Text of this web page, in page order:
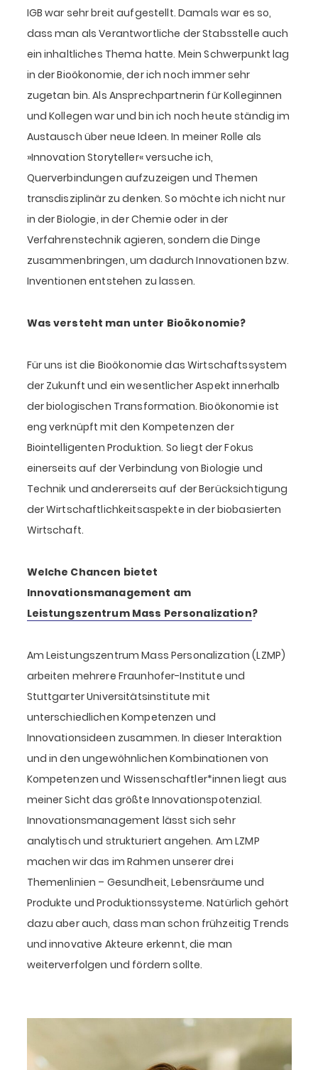
IGB war sehr breit aufgestellt. Damals war es so,
dass man als Verantwortliche der Stabsstelle auch
ein inhaltliches Thema hatte. Mein Schwerpunkt lag
in der Bioökonomie, der ich noch immer sehr
zugetan bin. Als Ansprechpartnerin für Kolleginnen
und Kollegen war und bin ich noch heute ständig im
Austausch über neue Ideen. In meiner Rolle als
»Innovation Storyteller« versuche ich,
Querverbindungen aufzuzeigen und Themen
transdisziplinär zu denken. So möchte ich nicht nur
in der Biologie, in der Chemie oder in der
Verfahrenstechnik agieren, sondern die Dinge
zusammenbringen, um dadurch Innovationen bzw.
Inventionen entstehen zu lassen.
Was versteht man unter Bioökonomie?
Für uns ist die Bioökonomie das Wirtschaftssystem
der Zukunft und ein wesentlicher Aspekt innerhalb
der biologischen Transformation. Bioökonomie ist
eng verknüpft mit den Kompetenzen der
Biointelligenten Produktion. So liegt der Fokus
einerseits auf der Verbindung von Biologie und
Technik und andererseits auf der Berücksichtigung
der Wirtschaftlichkeitsaspekte in der biobasierten
Wirtschaft.
Welche Chancen bietet
Innovationsmanagement am
Leistungszentrum Mass Personalization?
Am Leistungszentrum Mass Personalization (LZMP)
arbeiten mehrere Fraunhofer-Institute und
Stuttgarter Universitätsinstitute mit
unterschiedlichen Kompetenzen und
Innovationsideen zusammen. In dieser Interaktion
und in den ungewöhnlichen Kombinationen von
Kompetenzen und Wissenschaftler*innen liegt aus
meiner Sicht das größte Innovationspotenzial.
Innovationsmanagement lässt sich sehr
analytisch und strukturiert angehen. Am LZMP
machen wir das im Rahmen unserer drei
Themenlinien – Gesundheit, Lebensräume und
Produkte und Produktionssysteme. Natürlich gehört
dazu aber auch, dass man schon frühzeitig Trends
und innovative Akteure erkennt, die man
weiterverfolgen und fördern sollte.